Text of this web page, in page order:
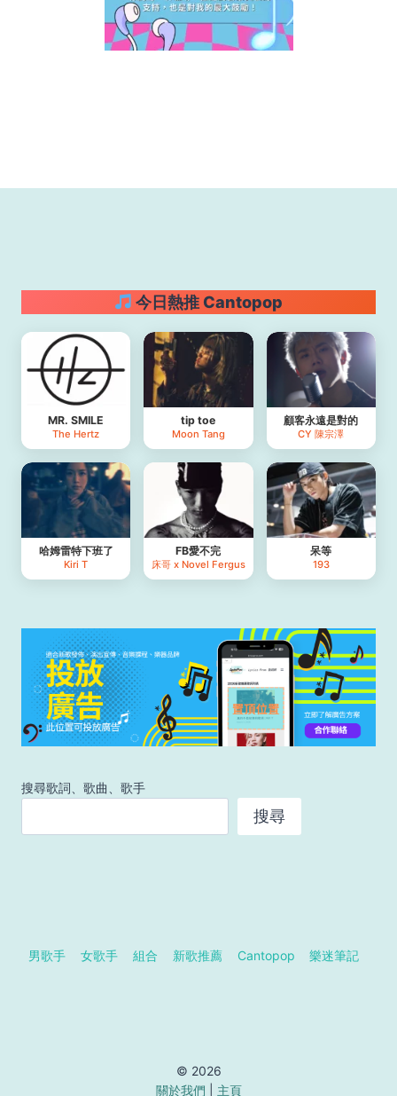
今日熱推 Cantopop
MR. SMILE
The Hertz
tip toe
Moon Tang
顧客永遠是對的
CY 陳宗澤
哈姆雷特下班了
Kiri T
FB愛不完
床哥 x Novel Fergus
呆等
193
搜尋歌詞、歌曲、歌手
搜尋
男歌手 女歌手 組合 新歌推薦 Cantopop 樂迷筆記
© 2026
關於我們
主頁